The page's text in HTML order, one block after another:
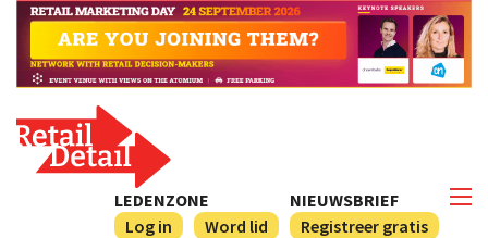
NIEUWSBRIEF
Registreer gratis
LEDENZONE
Log in
Word lid